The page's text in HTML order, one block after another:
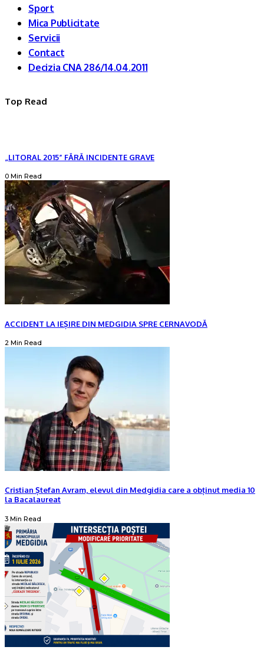
Sport
Mica Publicitate
Servicii
Contact
Decizia CNA 286/14.04.2011
Top Read
„LITORAL 2015” FĂRĂ INCIDENTE GRAVE
0 Min Read
ACCIDENT LA IEȘIRE DIN MEDGIDIA SPRE CERNAVODĂ
2 Min Read
Cristian Ștefan Avram, elevul din Medgidia care a obținut media 10
la Bacalaureat
3 Min Read